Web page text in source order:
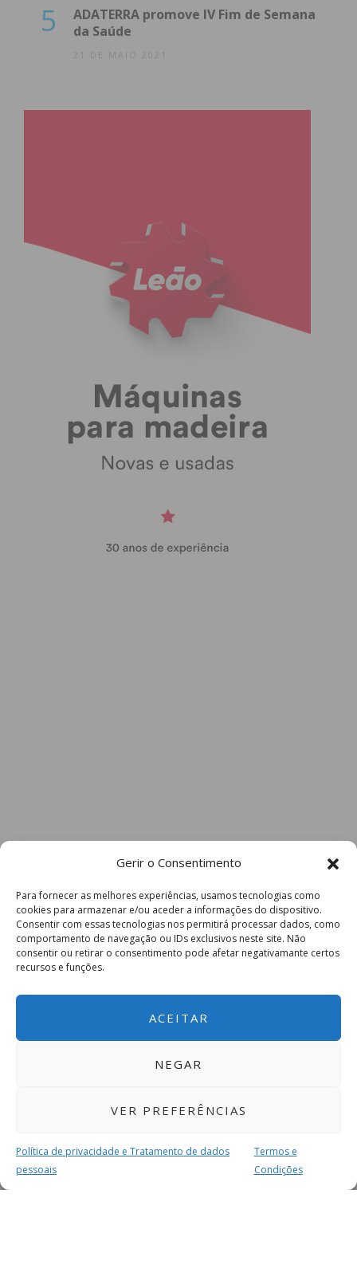
Gerir o Consentimento
Para fornecer as melhores experiências, usamos tecnologias como
cookies para armazenar e/ou aceder a informações do dispositivo.
Consentir com essas tecnologias nos permitirá processar dados, como
comportamento de navegação ou IDs exclusivos neste site. Não
consentir ou retirar o consentimento pode afetar negativamante certos
recursos e funções.
ACEITAR
NEGAR
VER PREFERÊNCIAS
Política de privacidade e Tratamento de dados
pessoais
Termos e
Condições
5
ADATERRA promove IV Fim de Semana
da Saúde
21 DE MAIO 2021